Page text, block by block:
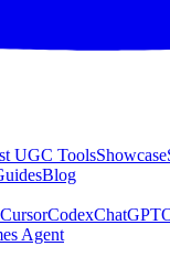
UGC ToolsShowcase
Blog
CursorCodexChatGPT
Agent